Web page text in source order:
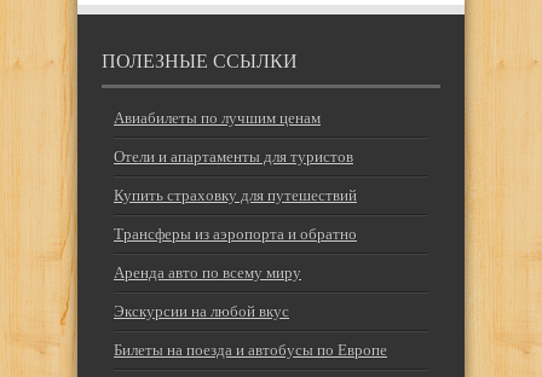
ПОЛЕЗНЫЕ ССЫЛКИ
Авиабилеты по лучшим ценам
Отели и апартаменты для туристов
Купить страховку для путешествий
Трансферы из аэропорта и обратно
Аренда авто по всему миру
Экскурсии на любой вкус
Билеты на поезда и автобусы по Европе